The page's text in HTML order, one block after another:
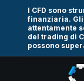
I CFD sono
finanziaria.
attentamente
del trading di
possono